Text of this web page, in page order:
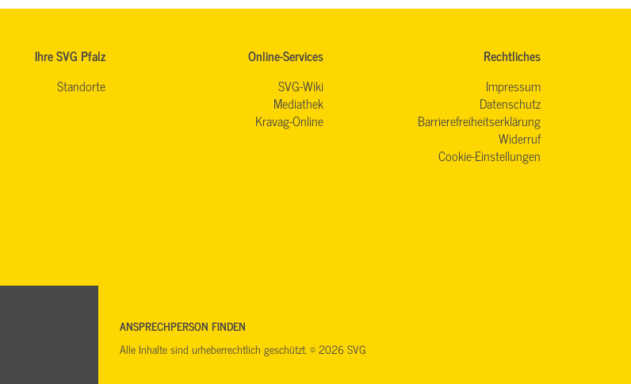
Ihre SVG Pfalz
Standorte
Online-Services
SVG-Wiki
Mediathek
Kravag-Online
Rechtliches
Impressum
Datenschutz
Barrierefreiheitserklärung
Widerruf
Cookie-Einstellungen
ANSPRECHPERSON FINDEN
Alle Inhalte sind urheberrechtlich geschützt. © 2026 SVG